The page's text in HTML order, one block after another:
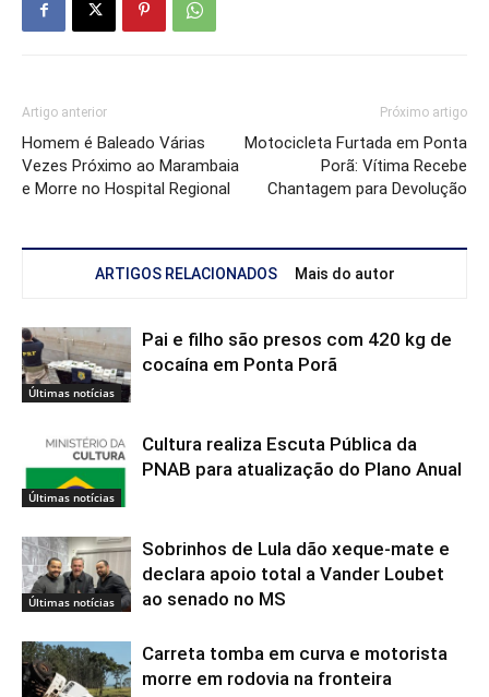
Artigo anterior
Homem é Baleado Várias
Vezes Próximo ao Marambaia
e Morre no Hospital Regional
Próximo artigo
Motocicleta Furtada em Ponta
Porã: Vítima Recebe
Chantagem para Devolução
ARTIGOS RELACIONADOS Mais do autor
Últimas notícias
Pai e filho são presos com 420 kg de
cocaína em Ponta Porã
Últimas notícias
Cultura realiza Escuta Pública da
PNAB para atualização do Plano Anual
Últimas notícias
Sobrinhos de Lula dão xeque-mate e
declara apoio total a Vander Loubet
ao senado no MS
Carreta tomba em curva e motorista
morre em rodovia na fronteira